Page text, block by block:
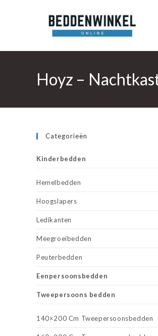
Hoyz –
Categorieën
Kinderbedden
Hemelbedden
Hoogslapers
Ledikanten
Meegroeibedden
Peuterbedden
Eenpersoonsbedden
Tweepersoons bedden
140×200 Cm Tweepersoonsbedden